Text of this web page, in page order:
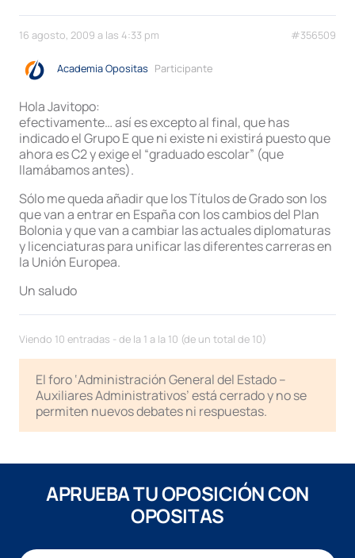
16 agosto, 2009 a las 4:33 pm #356509
Academia Opositas Participante
Hola Javitopo:
efectivamente… así es excepto al final, que has
indicado el Grupo E que ni existe ni existirá puesto que
ahora es C2 y exige el “graduado escolar” (que
llamábamos antes).
Sólo me queda añadir que los Títulos de Grado son los
que van a entrar en España con los cambios del Plan
Bolonia y que van a cambiar las actuales diplomaturas
y licenciaturas para unificar las diferentes carreras en
la Unión Europea.
Un saludo
Viendo 10 entradas - de la 1 a la 10 (de un total de 10)
El foro ‘Administración General del Estado –
Auxiliares Administrativos’ está cerrado y no se
permiten nuevos debates ni respuestas.
APRUEBA TU OPOSICIÓN CON
OPOSITAS